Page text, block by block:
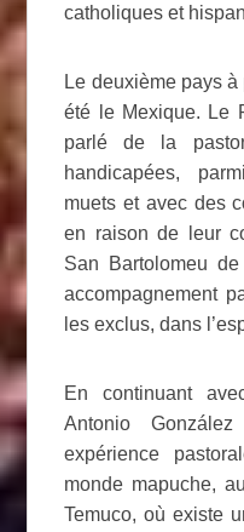
catholiques et
Le deuxième pays
été le Mexique. Le
parlé de la
handicapées,
muets et avec des
en raison de leur
San Bartolomeu
accompagnement
les exclus, dans
En continuant
Antonio
expérience
monde mapuche,
Temuco, où existe